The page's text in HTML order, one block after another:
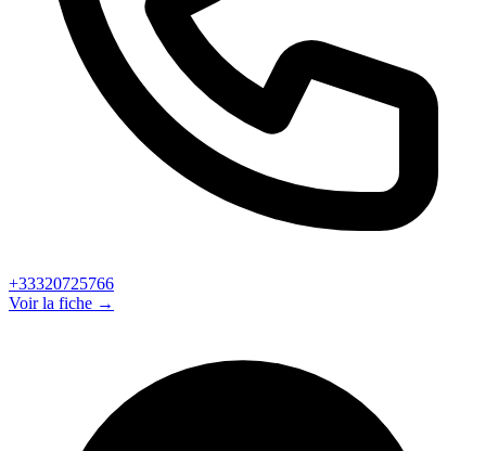
+33320725766
Voir la fiche →